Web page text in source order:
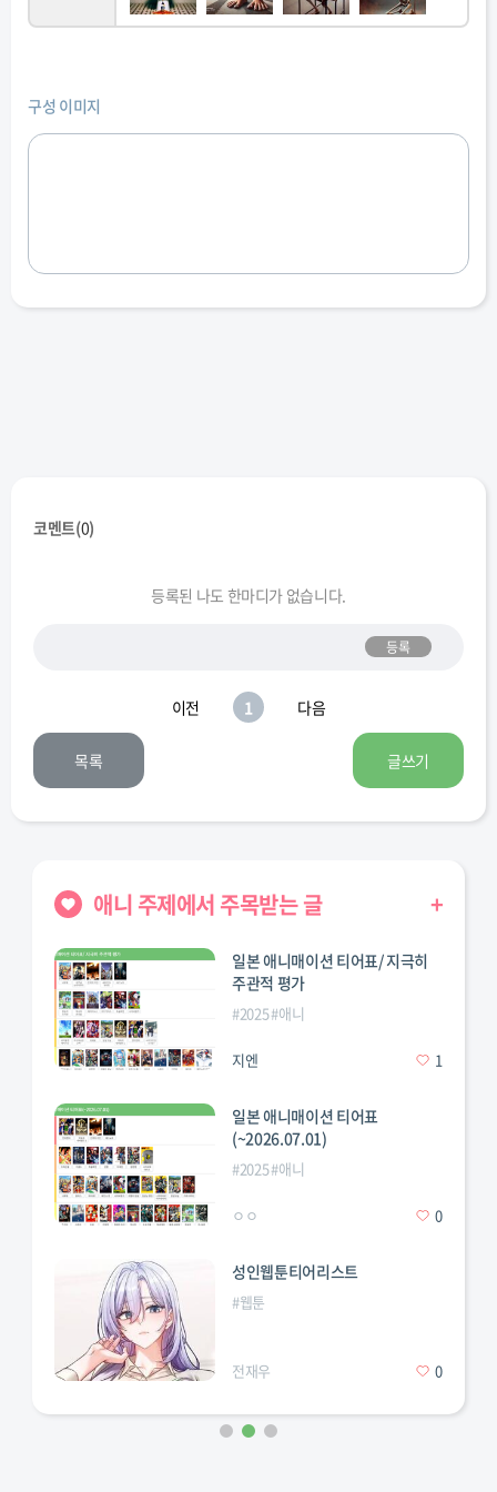
구성 이미지
코멘트(0)
등록된 나도 한마디가 없습니다.
등록
이전 1 다음
목록 글쓰기
체인소맨#캐릭터#티어
애니 주제에서 주목받는 글 +
일본 애니매이션 티어표/ 지극히
주관적 평가
#2025#애니
지엔 1
일본 애니매이션 티어표
(~2026.07.01)
#2025#애니
ㅇㅇ 0
성인웹툰티어리스트
#웹툰
전재우 0